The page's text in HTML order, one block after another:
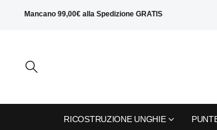
Mancano99,00€ allaSpedizione GRATIS
RICOSTRUZIONE UNGHIE